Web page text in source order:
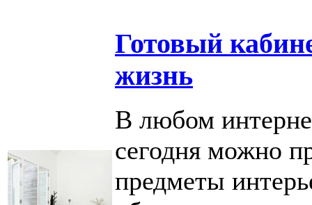
Готовый
жизнь
В любом
сегодня можно
предметы